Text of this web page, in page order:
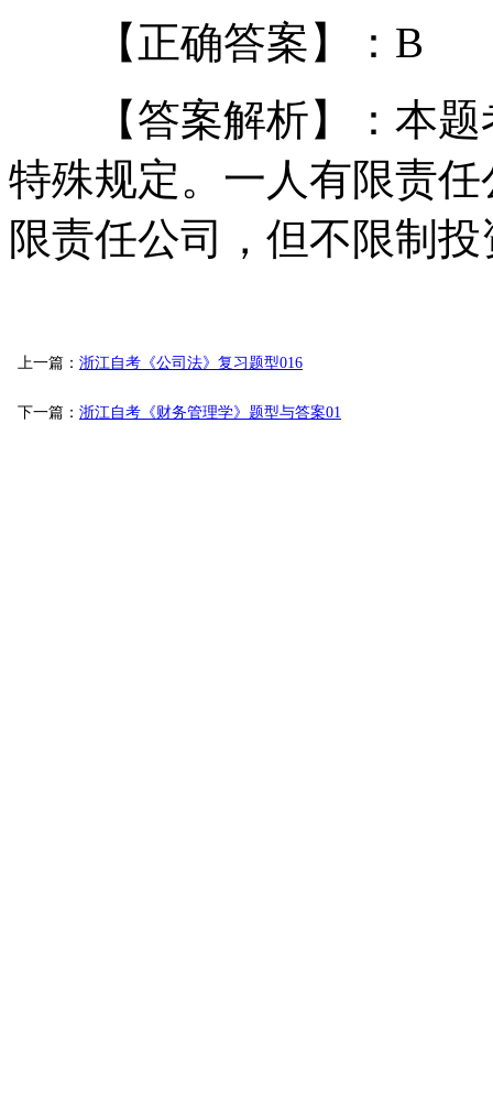
【正确答案】：B
【答案解析】：本题
特殊规定。一人有限责
限责任公司，但不限制
上一篇： 浙江自考《公司法》复习题型016
下一篇： 浙江自考《财务管理学》题型与答案01